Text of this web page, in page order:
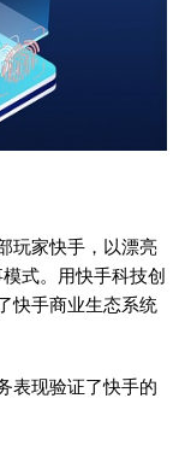
玩家快手，以漂亮
式。用快手科技创
快手商业生态系统
表现验证了快手的